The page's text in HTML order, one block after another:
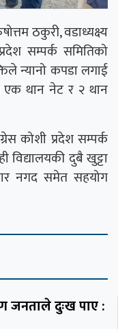
ठकुरी, वडाध्यक्ष्य
सम्पर्क समितिको
न्यानो कपडा लगाई
एक थान नेट र २ थान
कोशी प्रदेश सम्पर्क
विद्यालयकी दुबै खुट्टा
नगद समेत सहयोग
जनताले दुःख पाए :